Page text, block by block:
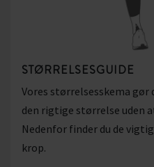
STØRRELSESGUIDE
Vores størrelsesskema
den rigtige størrelse uden
Nedenfor finder du de
krop.